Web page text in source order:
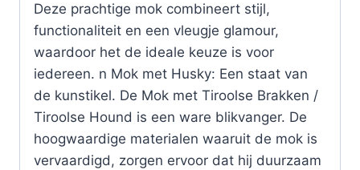
Deze prachtige mok combineert stijl,
functionaliteit en een vleugje glamour,
waardoor het de ideale keuze is voor
iedereen. n Mok met Husky: Een staat van
de kunstikel. De Mok met Tiroolse Brakken /
Tiroolse Hound is een ware blikvanger. De
hoogwaardige materialen waaruit de mok is
vervaardigd, zorgen ervoor dat hij duurzaam